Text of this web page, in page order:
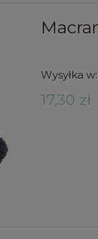
Wysyłka w:
17,30 zł